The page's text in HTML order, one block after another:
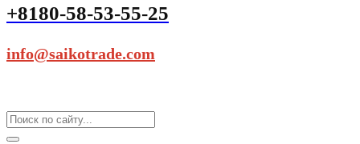
+8180-58-53-55-25
info@saikotrade.com